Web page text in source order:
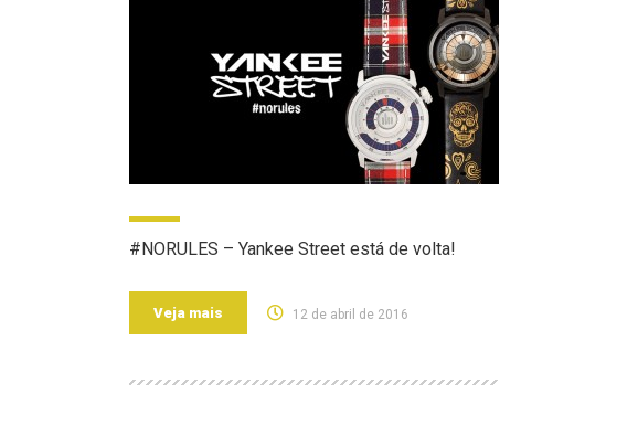
#NORULES – Yankee Street está de volta!
Veja mais 12 de abril de 2016